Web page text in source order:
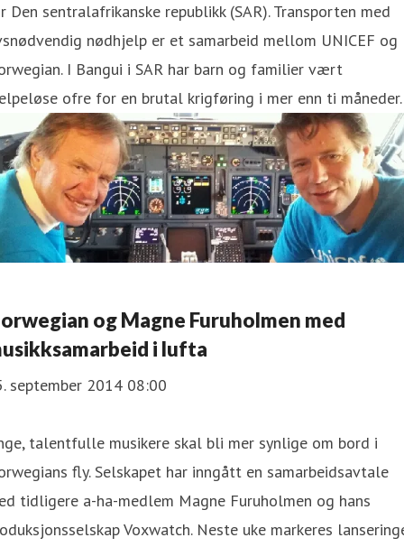
Den sentralafrikanske republikk (SAR). Transporten med
nødhjelp er et samarbeid mellom UNICEF og
I Bangui i SAR har barn og familier vært
ofre for en brutal krigføring i mer enn ti måneder.
og Magne Furuholmen med
i lufta
september 2014 08:00
talentfulle musikere skal bli mer synlige om bord i
fly. Selskapet har inngått en samarbeidsavtale
tidligere a-ha-medlem Magne Furuholmen og hans
Voxwatch. Neste uke markeres